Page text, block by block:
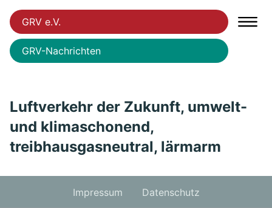
GRV e.V.
GRV-Nachrichten
Luftverkehr der Zukunft, umwelt-
und klimaschonend,
treibhausgasneutral, lärmarm
Impressum Datenschutz